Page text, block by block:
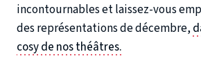
incontournables et laissez-vous
des représentations de décembre,
cosy de nos théâtres.